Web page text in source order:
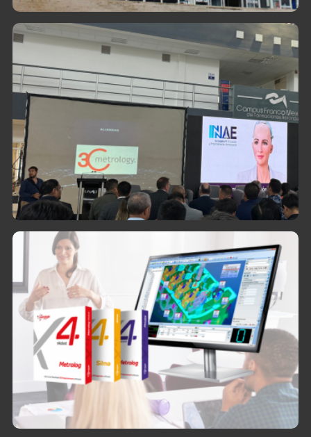
Eventos
Apoyamos a instituciones educativas
participando en sus eventos y ofreciendo
nuestra experiencia en metrología.
Licencias Educativas
Metrologic Group
Ofrecemos licencias de Metrolog X4 y Silma
X4 a precios especiales para su instalación
en equipos de entidades educativas.